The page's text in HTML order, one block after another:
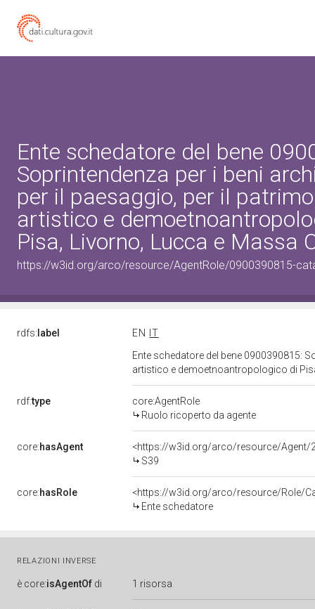
Ente schedatore del bene
Soprintendenza per i beni
per il paesaggio, per il
artistico e
Pisa, Livorno, Lucca e Massa
https://w3id.org/arco/resource/AgentRole/0900390815-
rdfs: label EN
IT
Ente schedatore del bene 0900390815:
artistico e demoetnoantropologico di
rdf:type
core:AgentRole
Ruolo ricoperto da agente
core:hasAgent
<https://w3id.org/arco/resource/Agent/
S39
core:hasRole
<https://w3id.org/arco/resource/Role/
Ente schedatore
RELAZIONI INVERSE
è core:isAgentOf di 1 risorsa